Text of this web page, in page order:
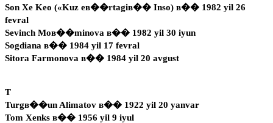
Son Xe Keo («Kuz eв��rtagiв�� Inso) в�� 1982 yil 26
fevral
Sevinch Moв��minova в�� 1982 yil 30 iyun
Sogdiana в�� 1984 yil 17 fevral
Sitora Farmonova в�� 1984 yil 20 avgust
T
Turgв��un Alimatov в�� 1922 yil 20 yanvar
Tom Xenks в�� 1956 yil 9 iyul